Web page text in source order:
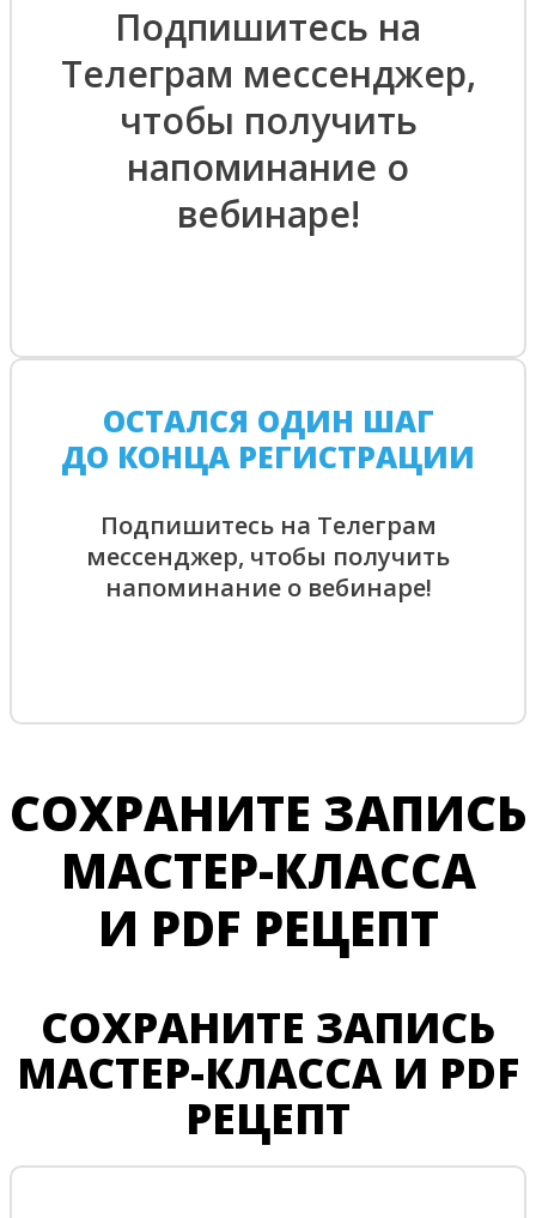
Подпишитесь на
Телеграм мессенджер,
чтобы получить
напоминание о
вебинаре!
ОСТАЛСЯ ОДИН ШАГ
ДО КОНЦА РЕГИСТРАЦИИ
Подпишитесь на Телеграм
мессенджер, чтобы получить
напоминание о вебинаре!
СОХРАНИТЕ ЗАПИСЬ
МАСТЕР-КЛАССА
И PDF РЕЦЕПТ
СОХРАНИТЕ ЗАПИСЬ
МАСТЕР-КЛАССА И PDF
РЕЦЕПТ